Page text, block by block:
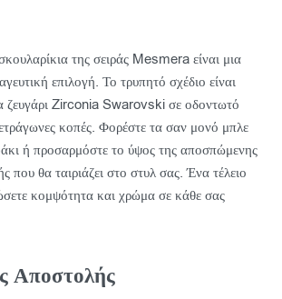
της σειράς Mesmera είναι μια
επιλογή. Το τρυπητό σχέδιο είναι
ζευγάρι Zirconia Swarovski σε οδοντωτό
κοπές. Φορέστε τα σαν μονό μπλε
ή προσαρμόστε το ύψος της αποσπώμενης
που θα ταιριάζει στο στυλ σας. Ένα τέλειο
κομψότητα και χρώμα σε κάθε σας
Αποστολής